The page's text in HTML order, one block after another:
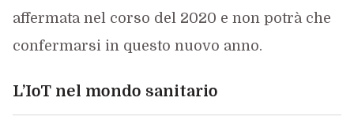
affermata nel corso del 2020 e non potrà che
confermarsi in questo nuovo anno.
L’IoT nel mondo sanitario